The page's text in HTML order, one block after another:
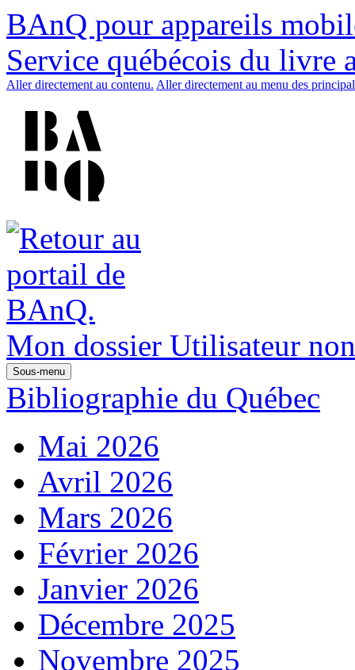
BAnQ pour appareils
Service québécois du livre
Aller directement au contenu. Aller directement au menu des
Mon dossier Utilisateur
Sous-menu
Bibliographie du Québec
Mai 2026
Avril 2026
Mars 2026
Février 2026
Janvier 2026
Décembre 2025
Novembre 2025